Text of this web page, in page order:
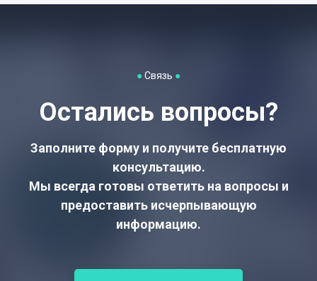
● Связь ●
Остались вопросы?
Заполните форму и получите бесплатную
консультацию.
Мы всегда готовы ответить на вопросы и
предоставить исчерпывающую
информацию.